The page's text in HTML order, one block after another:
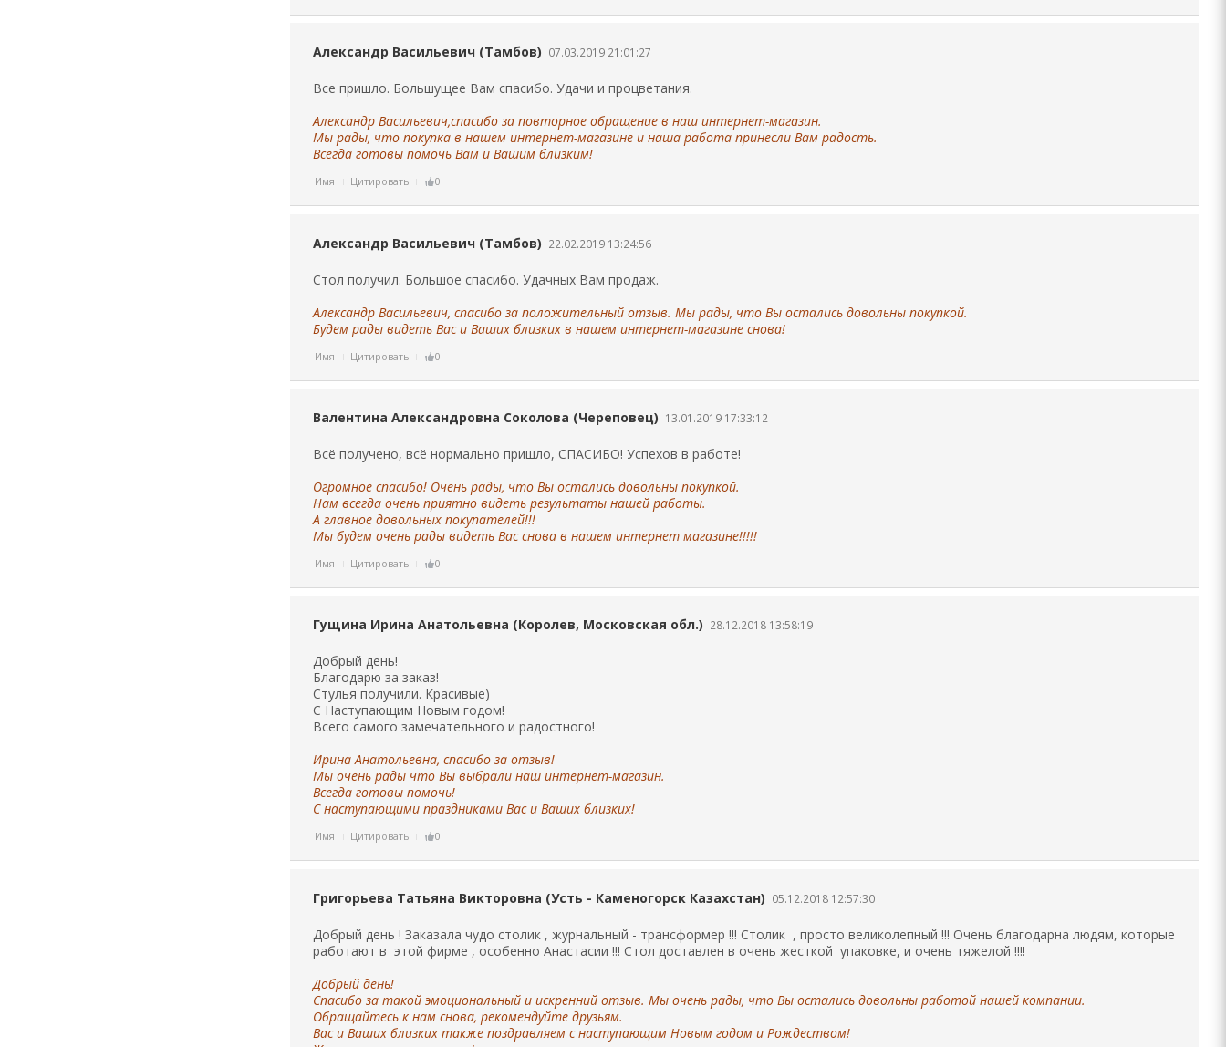
Александр Васильевич (Тамбов) 07.03.2019 21:01:27
Все пришло. Большущее Вам спасибо. Удачи и процветания.
Александр Васильевич,спасибо за повторное обращение в наш интернет-магазин.
Мы рады, что покупка в нашем интернет-магазине и наша работа принесли Вам радость.
Всегда готовы помочь Вам и Вашим близким!
Имя Цитировать 0
Александр Васильевич (Тамбов) 22.02.2019 13:24:56
Стол получил. Большое спасибо. Удачных Вам продаж.
Александр Васильевич, спасибо за положительный отзыв. Мы рады, что Вы остались довольны покупкой.
Будем рады видеть Вас и Ваших близких в нашем интернет-магазине снова!
Имя Цитировать 0
Валентина Александровна Соколова (Череповец) 13.01.2019 17:33:12
Всё получено, всё нормально пришло, СПАСИБО! Успехов в работе!
Огромное спасибо! Очень рады, что Вы остались довольны покупкой.
Нам всегда очень приятно видеть результаты нашей работы.
А главное довольных покупателей!!!
Мы будем очень рады видеть Вас снова в нашем интернет магазине!!!!!
Имя Цитировать 0
Гущина Ирина Анатольевна (Королев, Московская обл.) 28.12.2018 13:58:19
Добрый день!
Благодарю за заказ!
Стулья получили. Красивые)
С Наступающим Новым годом!
Всего самого замечательного и радостного!
Ирина Анатольевна, спасибо за отзыв!
Мы очень рады что Вы выбрали наш интернет-магазин.
Всегда готовы помочь!
С наступающими праздниками Вас и Ваших близких!
Имя Цитировать 0
Григорьева Татьяна Викторовна (Усть - Каменогорск Казахстан) 05.12.2018 12:57:30
Добрый день ! Заказала чудо столик , журнальный - трансформер !!! Столик , просто великолепный !!! Очень благодарна людям, которые
работают в этой фирме , особенно Анастасии !!! Стол доставлен в очень жесткой упаковке, и очень тяжелой !!!!
Добрый день!
Спасибо за такой эмоциональный и искренний отзыв. Мы очень рады, что Вы остались довольны работой нашей компании.
Обращайтесь к нам снова, рекомендуйте друзьям.
Вас и Ваших близких также поздравляем с наступающим Новым годом и Рождеством!